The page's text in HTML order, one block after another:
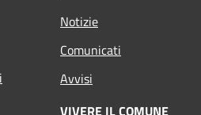
Notizie
Comunicati
Avvisi
VIVERE IL COMUNE